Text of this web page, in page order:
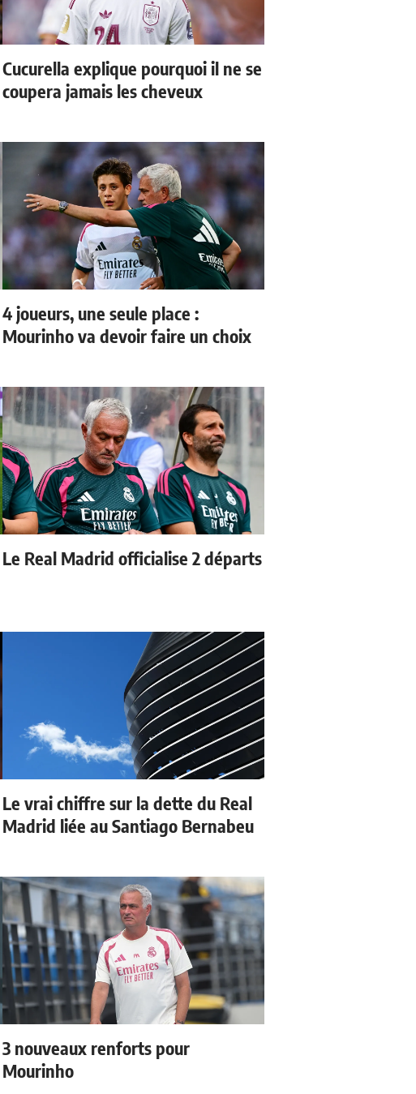
Cucurella explique pourquoi il ne se
coupera jamais les cheveux
4 joueurs, une seule place :
Mourinho va devoir faire un choix
Le Real Madrid officialise 2 départs
Le vrai chiffre sur la dette du Real
Madrid liée au Santiago Bernabeu
3 nouveaux renforts pour
Mourinho